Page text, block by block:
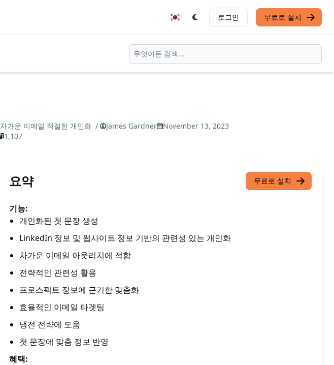
로그인 무료로 설치
차가운 이메일 적절한 개인화 / James Gardner
November 13, 2023
1,107
요약 무료로 설치
기능:
개인화된 첫 문장 생성
LinkedIn 정보 및 웹사이트 정보 기반의 관련성 있는 개인화
차가운 이메일 아웃리치에 적합
전략적인 관련성 활용
프로스펙트 정보에 근거한 맞춤화
효율적인 이메일 타겟팅
냉전 전략에 도움
첫 문장에 맞춤 정보 반영
혜택: